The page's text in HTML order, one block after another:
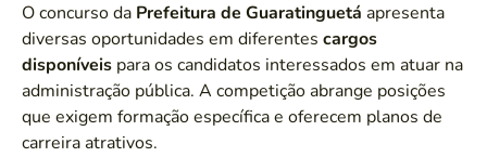
O concurso da Prefeitura de Guaratinguetá apresenta
diversas oportunidades em diferentes cargos
disponíveis para os candidatos interessados em atuar na
administração pública. A competição abrange posições
que exigem formação específica e oferecem planos de
carreira atrativos.